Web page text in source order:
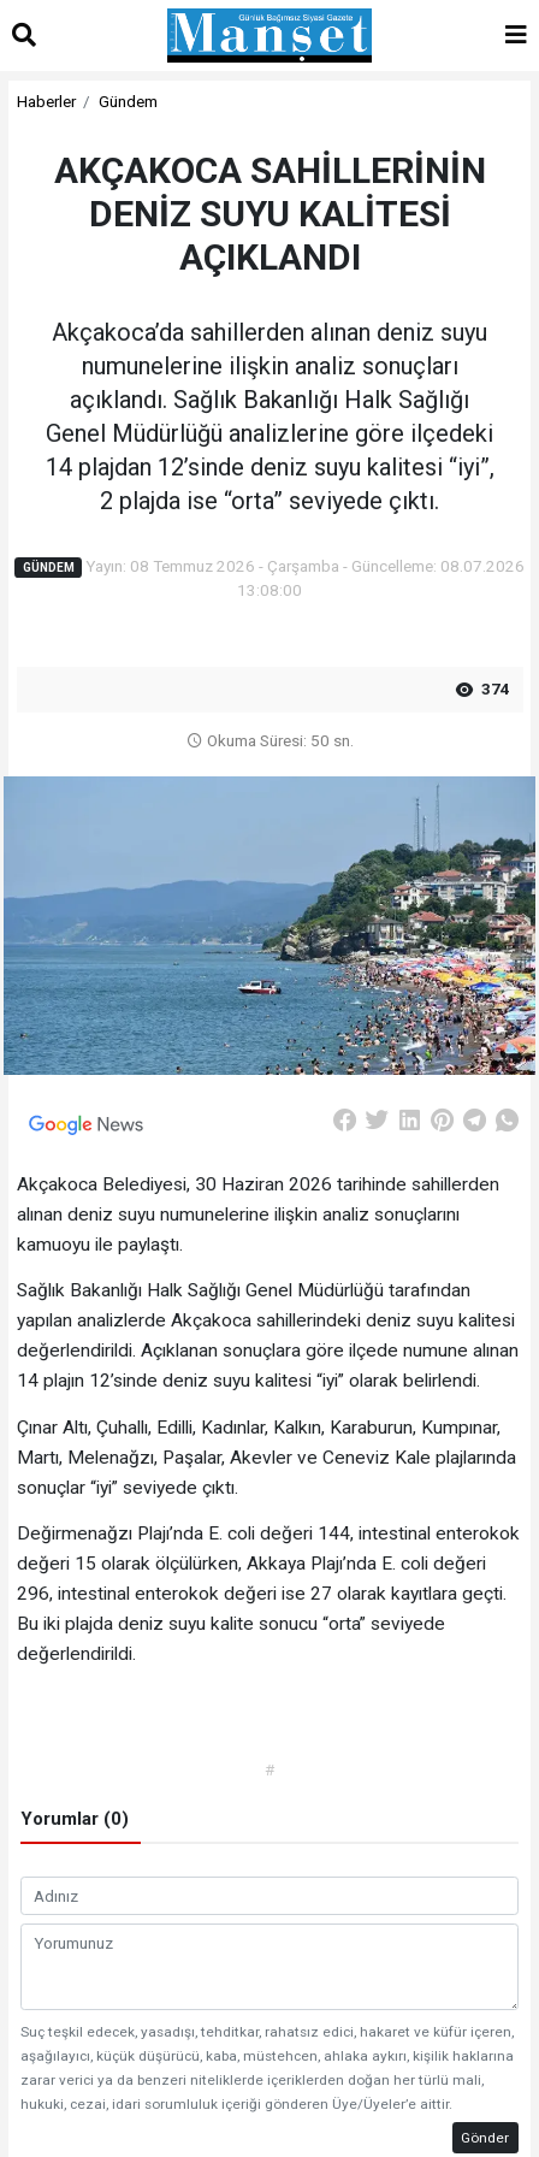
Haberler Gündem
AKÇAKOCA SAHİLLERİNİN
DENİZ SUYU KALİTESİ
AÇIKLANDI
Akçakoca’da sahillerden alınan deniz suyu
numunelerine ilişkin analiz sonuçları
açıklandı. Sağlık Bakanlığı Halk Sağlığı
Genel Müdürlüğü analizlerine göre ilçedeki
14 plajdan 12’sinde deniz suyu kalitesi “iyi”,
2 plajda ise “orta” seviyede çıktı.
GÜNDEM
Yayın: 08 Temmuz 2026 - Çarşamba - Güncelleme: 08.07.2026
13:08:00
374
Okuma Süresi: 50 sn.
Akçakoca Belediyesi, 30 Haziran 2026 tarihinde sahillerden
alınan deniz suyu numunelerine ilişkin analiz sonuçlarını
kamuoyu ile paylaştı.
Sağlık Bakanlığı Halk Sağlığı Genel Müdürlüğü tarafından
yapılan analizlerde Akçakoca sahillerindeki deniz suyu kalitesi
değerlendirildi. Açıklanan sonuçlara göre ilçede numune alınan
14 plajın 12’sinde deniz suyu kalitesi “iyi” olarak belirlendi.
Çınar Altı, Çuhallı, Edilli, Kadınlar, Kalkın, Karaburun, Kumpınar,
Martı, Melenağzı, Paşalar, Akevler ve Ceneviz Kale plajlarında
sonuçlar “iyi” seviyede çıktı.
Değirmenağzı Plajı’nda E. coli değeri 144, intestinal enterokok
değeri 15 olarak ölçülürken, Akkaya Plajı’nda E. coli değeri
296, intestinal enterokok değeri ise 27 olarak kayıtlara geçti.
Bu iki plajda deniz suyu kalite sonucu “orta” seviyede
değerlendirildi.
#
Yorumlar (0)
Suç teşkil edecek, yasadışı, tehditkar, rahatsız edici, hakaret ve küfür içeren,
aşağılayıcı, küçük düşürücü, kaba, müstehcen, ahlaka aykırı, kişilik haklarına
zarar verici ya da benzeri niteliklerde içeriklerden doğan her türlü mali,
hukuki, cezai, idari sorumluluk içeriği gönderen Üye/Üyeler’e aittir.
Gönder